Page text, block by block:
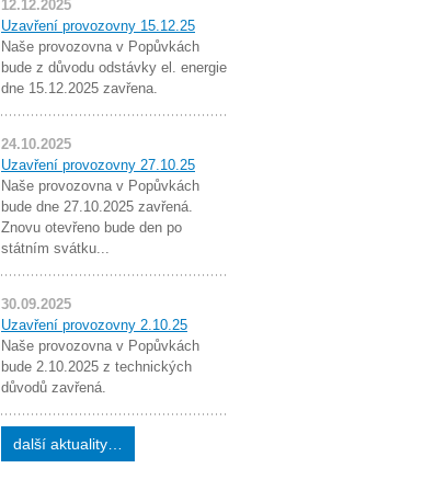
12.12.2025
Uzavření provozovny 15.12.25
Naše provozovna v Popůvkách
bude z důvodu odstávky el. energie
dne 15.12.2025 zavřena.
24.10.2025
Uzavření provozovny 27.10.25
Naše provozovna v Popůvkách
bude dne 27.10.2025 zavřená.
Znovu otevřeno bude den po
státním svátku...
30.09.2025
Uzavření provozovny 2.10.25
Naše provozovna v Popůvkách
bude 2.10.2025 z technických
důvodů zavřená.
další aktuality…